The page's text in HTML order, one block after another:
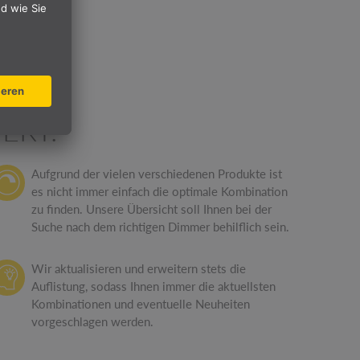
Aufgrund der vielen verschiedenen Produkte ist
es nicht immer einfach die optimale Kombination
zu finden. Unsere Übersicht soll Ihnen bei der
Suche nach dem richtigen Dimmer behilflich sein.
Wir aktualisieren und erweitern stets die
Auflistung, sodass Ihnen immer die aktuellsten
Kombinationen und eventuelle Neuheiten
vorgeschlagen werden.